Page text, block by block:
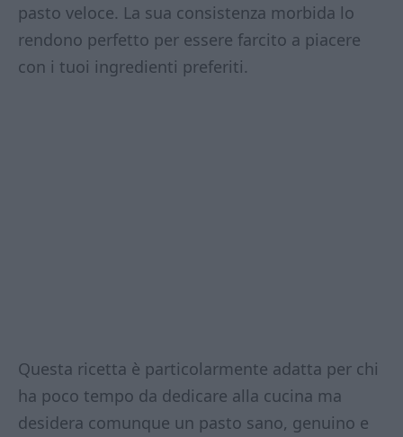
pasto veloce. La sua consistenza morbida lo
rendono perfetto per essere farcito a piacere
con i tuoi ingredienti preferiti.
Questa ricetta è particolarmente adatta per chi
ha poco tempo da dedicare alla cucina ma
desidera comunque un pasto sano, genuino e